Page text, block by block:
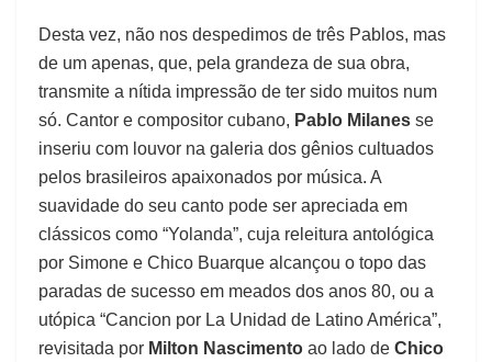
Desta vez, não nos despedimos de três Pablos, mas
de um apenas, que, pela grandeza de sua obra,
transmite a nítida impressão de ter sido muitos num
só. Cantor e compositor cubano, Pablo Milanes se
inseriu com louvor na galeria dos gênios cultuados
pelos brasileiros apaixonados por música. A
suavidade do seu canto pode ser apreciada em
clássicos como “Yolanda”, cuja releitura antológica
por Simone e Chico Buarque alcançou o topo das
paradas de sucesso em meados dos anos 80, ou a
utópica “Cancion por La Unidad de Latino América”,
revisitada por Milton Nascimento ao lado de Chico